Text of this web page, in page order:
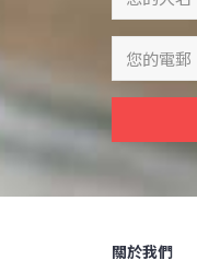
關於我們